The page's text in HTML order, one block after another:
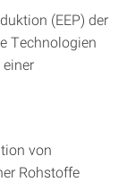
(EEP) der
Technologien
von
Rohstoffe